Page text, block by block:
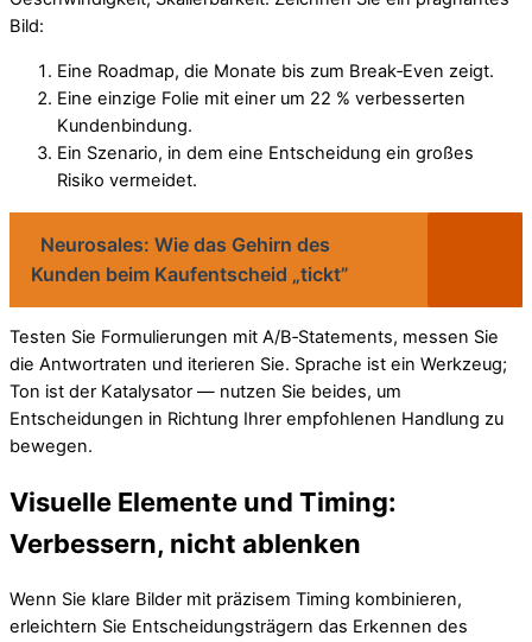
Bild:
Eine Roadmap, die Monate bis zum Break‑Even zeigt.
Eine einzige Folie mit einer um 22 % verbesserten
Kundenbindung.
Ein Szenario, in dem eine Entscheidung ein großes
Risiko vermeidet.
Neurosales: Wie das Gehirn des
Kunden beim Kaufentscheid „tickt”
Testen Sie Formulierungen mit A/B‑Statements, messen Sie
die Antwortraten und iterieren Sie. Sprache ist ein Werkzeug;
Ton ist der Katalysator — nutzen Sie beides, um
Entscheidungen in Richtung Ihrer empfohlenen Handlung zu
bewegen.
Visuelle Elemente und Timing:
Verbessern, nicht ablenken
Wenn Sie klare Bilder mit präzisem Timing kombinieren,
erleichtern Sie Entscheidungsträgern das Erkennen des